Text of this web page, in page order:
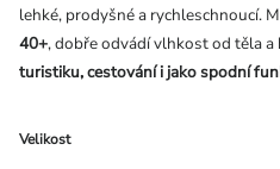
Velikost
lehké, prodyšné a rychleschnoucí.
40+, dobře odvádí vlhkost od těla a
turistiku, cestování i jako spodní